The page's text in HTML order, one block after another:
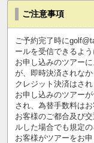
ご注意事項
ご予約完了時に
ールを受信できるよう
お申し込みのツアー
が、即時決済されな
クレジット決済はされ
お申し込みのツアー
され、為替手数料は
お客様のご都合及び
ルした場合でも規定
お客様がツアーをお